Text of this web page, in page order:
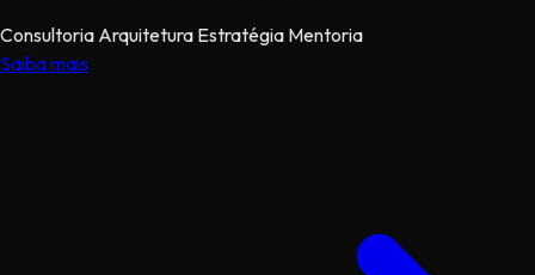
Consultoria Arquitetura Estratégia Mentoria
Saiba mais